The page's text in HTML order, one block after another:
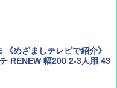
地球の歩き方A ヨーロッ
《めざましテレビで紹介》
RENEW 幅200 2-3人用 43